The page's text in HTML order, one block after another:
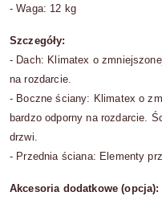
- Waga: 12 kg
Szczegóły:
- Dach: Klimatex o
na rozdarcie.
- Boczne ściany: Klimatex o
bardzo odporny na rozdarcie.
drzwi.
- Przednia ściana: Elementy
Akcesoria dodatkowe (opcja):